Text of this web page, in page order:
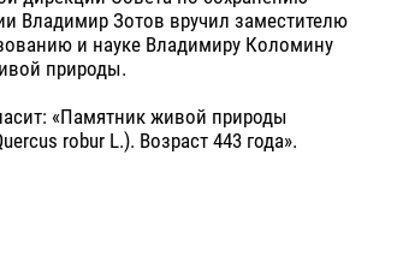
Владимир Зотов вручил заместителю
и науке Владимиру Коломину
природы.
«Памятник живой природы
robur L.). Возраст 443 года».